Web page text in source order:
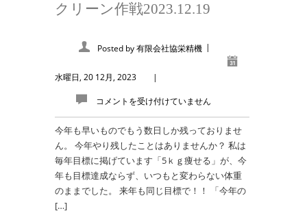
クリーン作戦2023.12.19
Posted by有限会社協栄精機 |
水曜日, 20 12月, 2023 |
コメントを受け付けていません
今年も早いものでもう数日しか残っておりませ
ん。 今年やり残したことはありませんか？ 私は
毎年目標に掲げています「5ｋｇ痩せる」が、今
年も目標達成ならず、いつもと変わらない体重
のままでした。 来年も同じ目標で！！ 「今年の
[…]